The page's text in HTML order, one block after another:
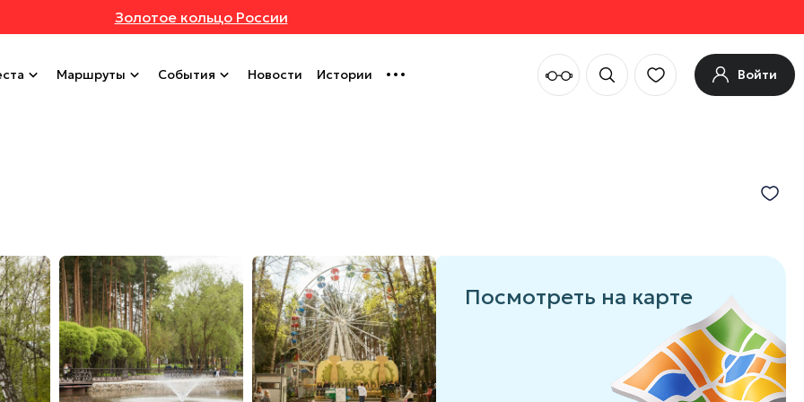
Золотое кольцо России
Маршруты События Новости Истории Войти
Посмотреть на карте